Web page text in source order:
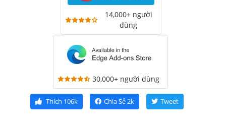
14,000+ người
dùng
30,000+ người dùng
Thích 106k Chia Sẻ2k Tweet